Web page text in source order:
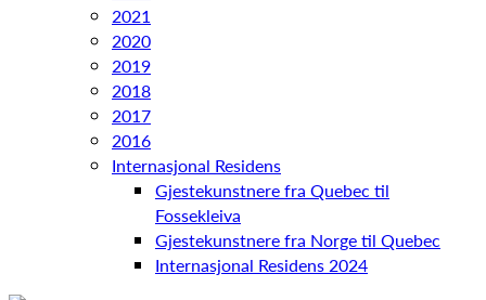
2021
2020
2019
2018
2017
2016
Internasjonal Residens
Gjestekunstnere fra Quebec til
Fossekleiva
Gjestekunstnere fra Norge til Quebec
Internasjonal Residens 2024